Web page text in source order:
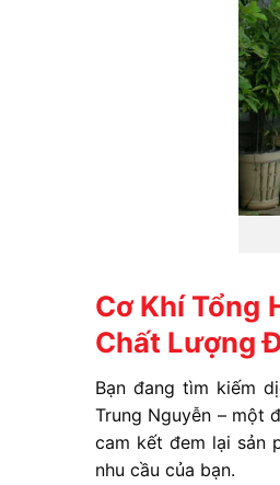
Cơ Khí Tổng
Chất Lượng
Bạn đang tìm kiếm
Trung Nguyễn – một
cam kết đem lại sản
nhu cầu của bạn.